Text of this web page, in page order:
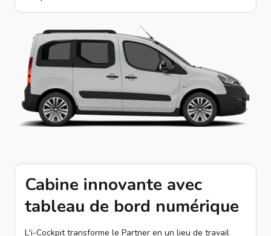
Cabine innovante avec
tableau de bord numérique
L'i-Cockpit transforme le Partner en un lieu de travail